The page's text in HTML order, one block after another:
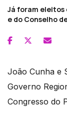
Já foram eleitos
e do Conselho
João Cunha e
Governo
Congresso do